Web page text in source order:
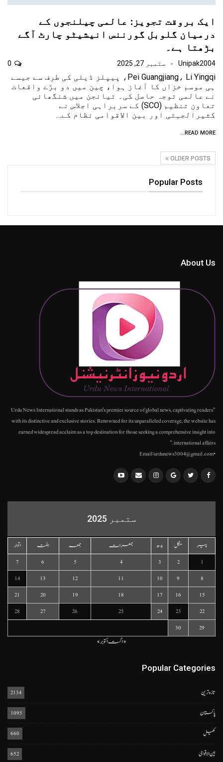
ایک بروقت تجویز: عالمی چیلنجوں کے
درمیان گلوبل گورننس انیشیٹو چارٹ آگے
بڑھتا ہے۔
Unipak2004 ستمبر 27, 2025
Pei Guangjiang، Li Yingqi، پیپلز ڈیلی کی طرف سے جیسے
ہی موسم خزاں کا آغاز ہوا، چین میں دو بڑے واقعات
نے عالمی توجہ حاصل کی۔ تیانجن میں شنگھائی
تعاون تنظیم (SCO) کے سربراہی اجلاس نے
کثیرالجہتی اور بین الاقوامی نظام کے…
READ MORE...
OLDER POSTS
Popular Posts
About Us
"Urdu News International stands as Pakistan's premier source of global news, captivating readers
with its distinctive and exclusive stories. Renowned for its unparalleled coverage, the website has
earned widespread acclaim as a top destination for those seeking a comprehensive insight into
international affairs."
•Email:urdunews3004@gmail.com
ستمبر 2025
پیر منگل بدھ جمعرات جمعہ ہفتہ
اتوار
1
2
3
4
5
6
7
8
9
10
11
12
13
14
15
16
17
18
19
20
21
22
23
24
25
26
27
28
29
30
« اگستاکتوبر »
Popular Categories
تازہ ترین 2134
پاکستان 1095
کھیل 660
بین الاقوامی 652